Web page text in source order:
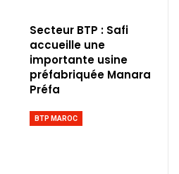
Secteur BTP : Safi
accueille une
importante usine
préfabriquée Manara
Préfa
BTP MAROC